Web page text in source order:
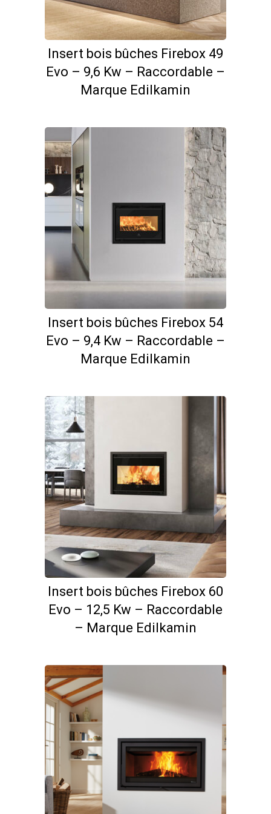
du
produit
Insert bois bûches Firebox 49
Evo – 9,6 Kw – Raccordable –
Marque Edilkamin
Insert bois bûches Firebox 54
Evo – 9,4 Kw – Raccordable –
Marque Edilkamin
Insert bois bûches Firebox 60
Evo – 12,5 Kw – Raccordable
– Marque Edilkamin